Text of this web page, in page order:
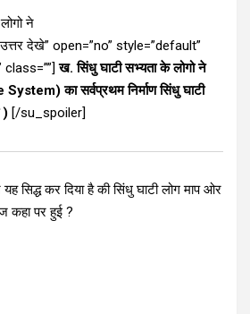
ने
देखे” open=”no” style=”default”
class=””]ख. सिंधु घाटी सभ्यता के लोगो ने
का सर्वप्रथम निर्माण सिंधु घाटी
) [/su_spoiler]
सिद्ध कर दिया है की सिंधु घाटी लोग माप ओर
कहा पर हुई ?